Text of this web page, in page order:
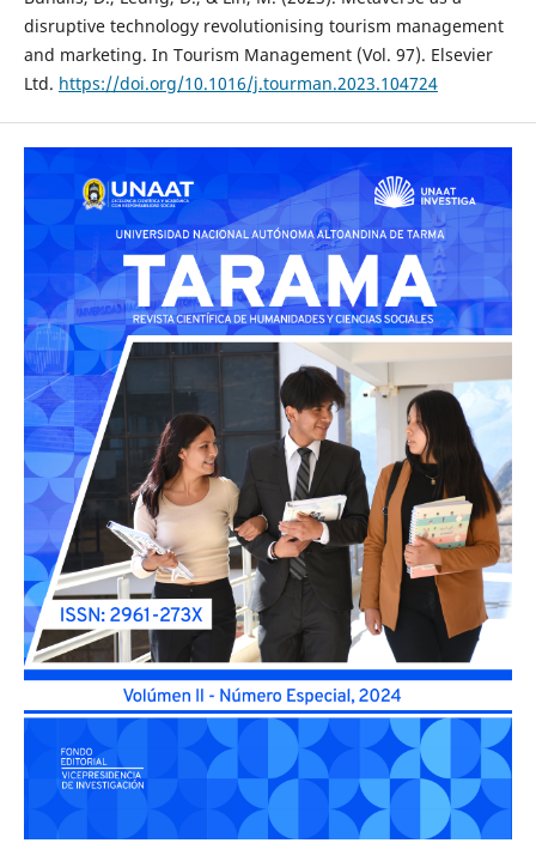
disruptive technology revolutionising tourism management
and marketing. In Tourism Management (Vol. 97). Elsevier
Ltd. https://doi.org/10.1016/j.tourman.2023.104724